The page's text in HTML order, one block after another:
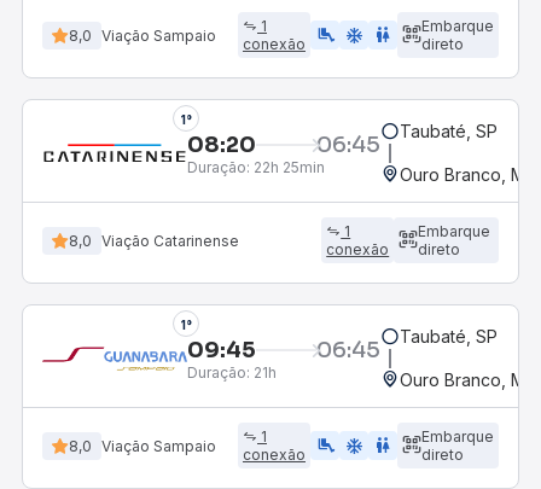
8,0 Viação Sampaio
1
conexão
airline_seat_legroom_extra ac_unit WC
Embarque
direto
1°
08:20 06:45
Duração: 22h 25min
Taubaté, SP
Ouro Branco, MG
8,0 Viação Catarinense
1
conexão
Embarque
direto
1°
09:45 06:45
Duração: 21h
Taubaté, SP
Ouro Branco, MG
8,0 Viação Sampaio
1
conexão
airline_seat_legroom_extra ac_unit WC
Embarque
direto